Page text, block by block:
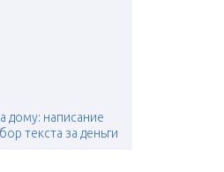
дому: написание
текста за деньги